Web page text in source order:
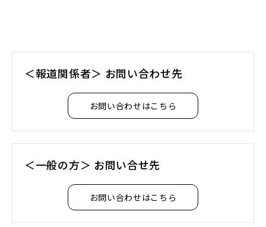
＜報道関係者＞ お問い合わせ先
お問い合わせはこちら
＜一般の方＞ お問い合せ先
お問い合わせはこちら